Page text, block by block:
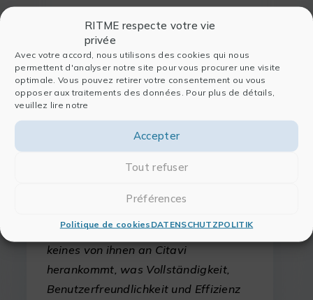
RITME respecte votre vie
privée
Avec votre accord, nous utilisons des cookies qui nous
permettent d'analyser notre site pour vous procurer une visite
optimale. Vous pouvez retirer votre consentement ou vous
opposer aux traitements des données. Pour plus de détails,
veuillez lire notre
Accepter
Tout refuser
Préférences
Politique de cookies DATENSCHUTZPOLITIK
Recherchen
Wissenschaftliches Schreiben und
Publizieren von Artikeln
Wissenschaftliche Kommunikation
Reden und Medienarbeit
getestet und muss zugeben, dass
keines von ihnen an Citavi
herankommt, was Vollständigkeit,
Benutzerfreundlichkeit und Effizienz